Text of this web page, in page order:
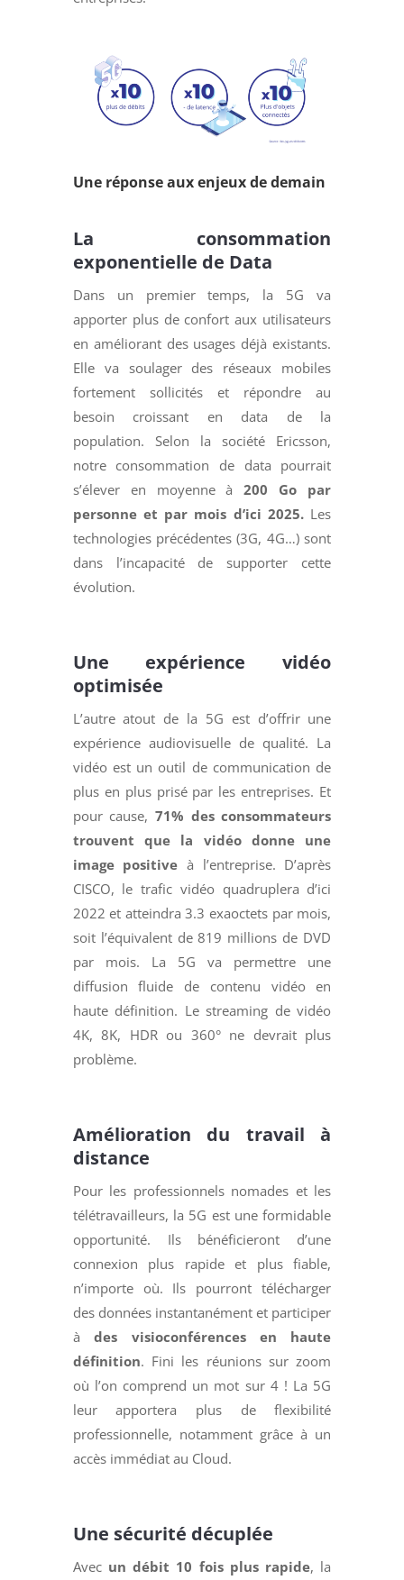
Une réponse aux enjeux de demain
La consommation
exponentielle de Data
Dans un premier temps, la 5G va
apporter plus de confort aux utilisateurs
en améliorant des usages déjà existants.
Elle va soulager des réseaux mobiles
fortement sollicités et répondre au
besoin croissant en data de la
population. Selon la société Ericsson,
notre consommation de data pourrait
s’élever en moyenne à200 Go par
personne et par mois d’ici 2025. Les
technologies précédentes (3G, 4G…) sont
dans l’incapacité de supporter cette
évolution.
Une expérience vidéo
optimisée
L’autre atout de la 5G est d’offrir une
expérience audiovisuelle de qualité. La
vidéo est un outil de communication de
plus en plus prisé par les entreprises. Et
pour cause, 71% des consommateurs
trouvent que la vidéo donne une
image positive à l’entreprise. D’après
CISCO, le trafic vidéo quadruplera d’ici
2022 et atteindra 3.3 exaoctets par mois,
soit l’équivalent de 819 millions de DVD
par mois. La 5G va permettre une
diffusion fluide de contenu vidéo en
haute définition. Le streaming de vidéo
4K, 8K, HDR ou 360° ne devrait plus
problème.
Amélioration du travail à
distance
Pour les professionnels nomades et les
télétravailleurs, la 5G est une formidable
opportunité. Ils bénéficieront d’une
connexion plus rapide et plus fiable,
n’importe où. Ils pourront télécharger
des données instantanément et participer
àdes visioconférences en haute
définition. Fini les réunions sur zoom
où l’on comprend un mot sur 4 ! La 5G
leur apportera plus de flexibilité
professionnelle, notamment grâce à un
accès immédiat au Cloud.
Une sécurité décuplée
Avec un débit 10 fois plus rapide, la